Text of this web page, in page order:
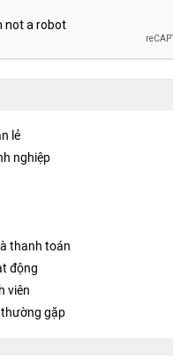
lẻ
nghiệp
thanh toán
động
viên
gặp